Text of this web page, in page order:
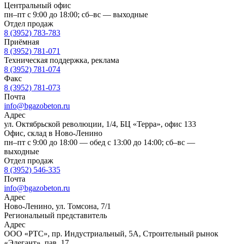
Центральный офис
пн–пт с 9:00 до 18:00; сб–вс — выходные
Отдел продаж
8 (3952) 783-783
Приёмная
8 (3952) 781-071
Техническая поддержка, реклама
8 (3952) 781-074
Факс
8 (3952) 781-073
Почта
info@bgazobeton.ru
Адрес
ул. Октябрьской революции, 1/4, БЦ «Терра», офис 133
Офис, склад в Ново-Ленино
пн–пт с 9:00 до 18:00 — обед с 13:00 до 14:00; сб–вс —
выходные
Отдел продаж
8 (3952) 546-335
Почта
info@bgazobeton.ru
Адрес
Ново-Ленино, ул. Томсона, 7/1
Региональный представитель
Адрес
ООО «РТС», пр. Индустриальный, 5А, Строительный рынок